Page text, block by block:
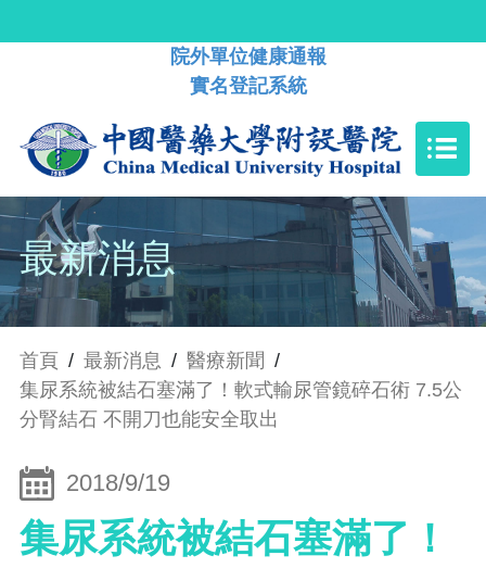
院外單位健康通報
實名登記系統
最新消息
首頁 / 最新消息 / 醫療新聞 /
集尿系統被結石塞滿了！軟式輸尿管鏡碎石術 7.5公
分腎結石 不開刀也能安全取出
2018/9/19
集尿系統被結石塞滿了！